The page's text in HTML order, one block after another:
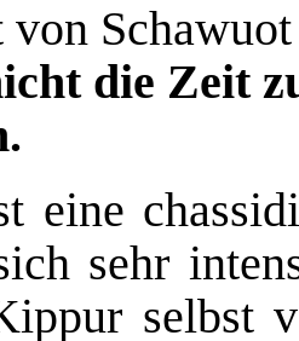
die Zeit
eine
sehr
selbst